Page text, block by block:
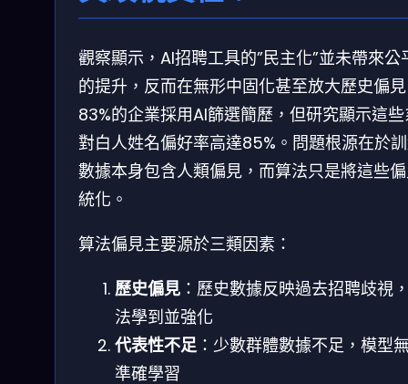
觀察顯示，AI招聘工具的”民主化”並未帶來公
的提升，反而在無形中固化甚至放大歷史偏
83%的企業採用AI篩選簡歷，但研究顯示這
對白人姓名偏好率高達85%。問題根源在於
數據本身包含人類偏見，而算法只是將這些
統化。
算法偏見主要源於三類因素：
歷史偏見 ：歷史數據反映過去招聘歧視
法學到並強化
代表性不足：少數群體數據不足，模型
準確學習